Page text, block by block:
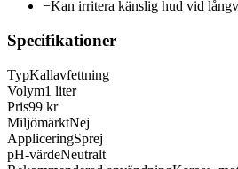
−Kan irritera känslig hud vid
Specifikationer
TypKallavfettning
Volym1 liter
Pris99 kr
MiljömärktNej
AppliceringSprej
pH-värdeNeutralt